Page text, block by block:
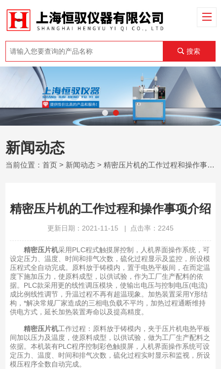
搜索
新闻动态
当前位置：首页 > 新闻动态 > 精密压片机的工作过程和操作事项介绍
精密压片机的工作过程和操作事项介绍
更新日期：2021-11-15 | 点击率：2245
精密压片机采用PLC程式触摸屏控制，人机界面操作系统，可
设定压力、温度、时间和排气次数，硫化过程显示及监控，所设模
压程式全自动完成。原料放于铸模内，置于电热平板间，在而定温
度下施加压力，使原料成型，以供试验，作为工厂生产配料的依
据。PLC款采用更的线性调压模块，使输出电压与控制电压(电流)
成比例线性调节，升温过程不再有超温现象。加热装置采用Y形结
构，*解决常规厂家造成的三相电负载不平均，加热过程通断维持
供电方式，延长加热装置寿命以及提高精度。
精密压片机工作过程：原料放于铸模内，夹于压片机电热平板
间加以压力及温度，使原料成型，以供试验，做为工厂生产配料之
依据。本机装有PLC程序控制彩色触摸屏，人机界面操作系统可设
定压力、温度、时间和排气次数，硫化过程实时显示和监视，所设
模压程序全数自动完成。